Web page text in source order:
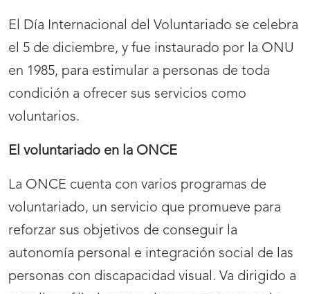
El Día Internacional del Voluntariado se celebra
el 5 de diciembre, y fue instaurado por la ONU
en 1985, para estimular a personas de toda
condición a ofrecer sus servicios como
voluntarios.
El voluntariado en la ONCE
La ONCE cuenta con varios programas de
voluntariado, un servicio que promueve para
reforzar sus objetivos de conseguir la
autonomía personal e integración social de las
personas con discapacidad visual. Va dirigido a